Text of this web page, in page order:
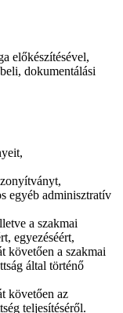
előkészítésével,
dokumentálási
egyéb adminisztratív
a szakmai
egyezéséért,
követően a szakmai
által történő
követően az
teljesítéséről.